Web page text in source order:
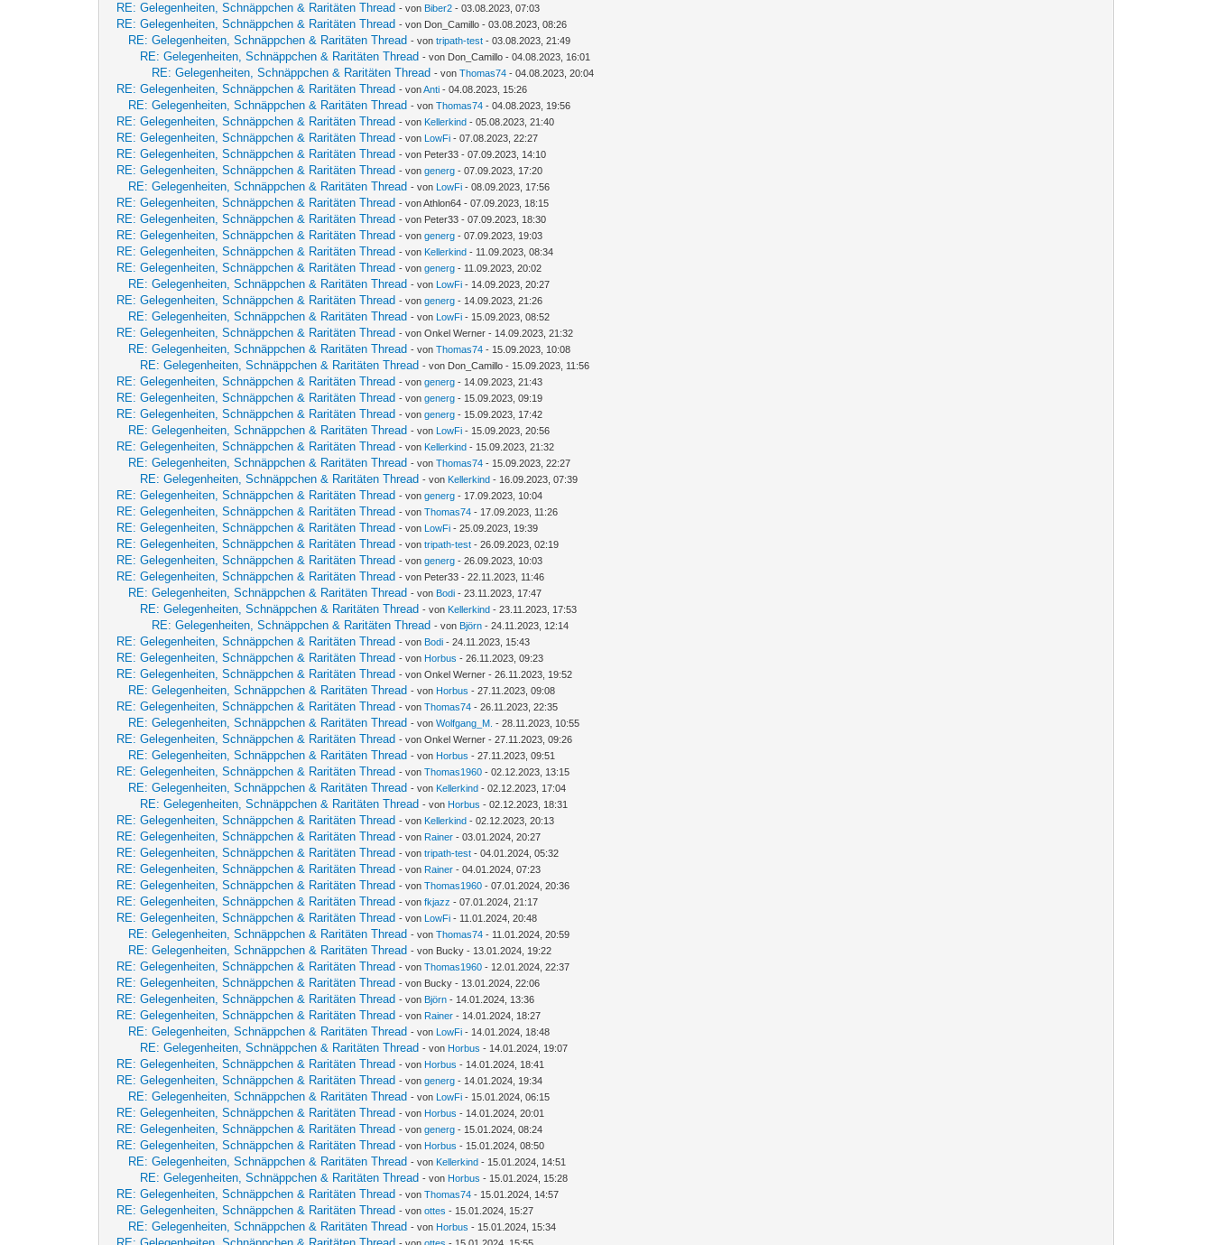
RE: Gelegenheiten, Schnäppchen & Raritäten Thread - von Biber2 - 03.08.2023, 07:03
RE: Gelegenheiten, Schnäppchen & Raritäten Thread - von Don_Camillo - 03.08.2023, 08:26
RE: Gelegenheiten, Schnäppchen & Raritäten Thread - vontripath-test - 03.08.2023, 21:49
RE: Gelegenheiten, Schnäppchen & Raritäten Thread - von Don_Camillo - 04.08.2023, 16:01
RE: Gelegenheiten, Schnäppchen & Raritäten Thread - vonThomas74 - 04.08.2023, 20:04
RE: Gelegenheiten, Schnäppchen & Raritäten Thread - vonAnti - 04.08.2023, 15:26
RE: Gelegenheiten, Schnäppchen & Raritäten Thread - vonThomas74 - 04.08.2023, 19:56
RE: Gelegenheiten, Schnäppchen & Raritäten Thread - von Kellerkind - 05.08.2023, 21:40
RE: Gelegenheiten, Schnäppchen & Raritäten Thread - von LowFi - 07.08.2023, 22:27
RE: Gelegenheiten, Schnäppchen & Raritäten Thread - von Peter33 - 07.09.2023, 14:10
RE: Gelegenheiten, Schnäppchen & Raritäten Thread - vongenerg - 07.09.2023, 17:20
RE: Gelegenheiten, Schnäppchen & Raritäten Thread - von LowFi - 08.09.2023, 17:56
RE: Gelegenheiten, Schnäppchen & Raritäten Thread - von Athlon64 - 07.09.2023, 18:15
RE: Gelegenheiten, Schnäppchen & Raritäten Thread - von Peter33 - 07.09.2023, 18:30
RE: Gelegenheiten, Schnäppchen & Raritäten Thread - vongenerg - 07.09.2023, 19:03
RE: Gelegenheiten, Schnäppchen & Raritäten Thread - von Kellerkind - 11.09.2023, 08:34
RE: Gelegenheiten, Schnäppchen & Raritäten Thread - vongenerg - 11.09.2023, 20:02
RE: Gelegenheiten, Schnäppchen & Raritäten Thread - von LowFi - 14.09.2023, 20:27
RE: Gelegenheiten, Schnäppchen & Raritäten Thread - vongenerg - 14.09.2023, 21:26
RE: Gelegenheiten, Schnäppchen & Raritäten Thread - von LowFi - 15.09.2023, 08:52
RE: Gelegenheiten, Schnäppchen & Raritäten Thread - von Onkel Werner - 14.09.2023, 21:32
RE: Gelegenheiten, Schnäppchen & Raritäten Thread - vonThomas74 - 15.09.2023, 10:08
RE: Gelegenheiten, Schnäppchen & Raritäten Thread - von Don_Camillo - 15.09.2023, 11:56
RE: Gelegenheiten, Schnäppchen & Raritäten Thread - vongenerg - 14.09.2023, 21:43
RE: Gelegenheiten, Schnäppchen & Raritäten Thread - vongenerg - 15.09.2023, 09:19
RE: Gelegenheiten, Schnäppchen & Raritäten Thread - vongenerg - 15.09.2023, 17:42
RE: Gelegenheiten, Schnäppchen & Raritäten Thread - von LowFi - 15.09.2023, 20:56
RE: Gelegenheiten, Schnäppchen & Raritäten Thread - von Kellerkind - 15.09.2023, 21:32
RE: Gelegenheiten, Schnäppchen & Raritäten Thread - vonThomas74 - 15.09.2023, 22:27
RE: Gelegenheiten, Schnäppchen & Raritäten Thread - von Kellerkind - 16.09.2023, 07:39
RE: Gelegenheiten, Schnäppchen & Raritäten Thread - vongenerg - 17.09.2023, 10:04
RE: Gelegenheiten, Schnäppchen & Raritäten Thread - vonThomas74 - 17.09.2023, 11:26
RE: Gelegenheiten, Schnäppchen & Raritäten Thread - von LowFi - 25.09.2023, 19:39
RE: Gelegenheiten, Schnäppchen & Raritäten Thread - vontripath-test - 26.09.2023, 02:19
RE: Gelegenheiten, Schnäppchen & Raritäten Thread - vongenerg - 26.09.2023, 10:03
RE: Gelegenheiten, Schnäppchen & Raritäten Thread - von Peter33 - 22.11.2023, 11:46
RE: Gelegenheiten, Schnäppchen & Raritäten Thread - von Bodi - 23.11.2023, 17:47
RE: Gelegenheiten, Schnäppchen & Raritäten Thread - von Kellerkind - 23.11.2023, 17:53
RE: Gelegenheiten, Schnäppchen & Raritäten Thread - von Björn - 24.11.2023, 12:14
RE: Gelegenheiten, Schnäppchen & Raritäten Thread - von Bodi - 24.11.2023, 15:43
RE: Gelegenheiten, Schnäppchen & Raritäten Thread - von Horbus - 26.11.2023, 09:23
RE: Gelegenheiten, Schnäppchen & Raritäten Thread - von Onkel Werner - 26.11.2023, 19:52
RE: Gelegenheiten, Schnäppchen & Raritäten Thread - von Horbus - 27.11.2023, 09:08
RE: Gelegenheiten, Schnäppchen & Raritäten Thread - vonThomas74 - 26.11.2023, 22:35
RE: Gelegenheiten, Schnäppchen & Raritäten Thread - vonWolfgang_M. - 28.11.2023, 10:55
RE: Gelegenheiten, Schnäppchen & Raritäten Thread - von Onkel Werner - 27.11.2023, 09:26
RE: Gelegenheiten, Schnäppchen & Raritäten Thread - von Horbus - 27.11.2023, 09:51
RE: Gelegenheiten, Schnäppchen & Raritäten Thread - vonThomas1960 - 02.12.2023, 13:15
RE: Gelegenheiten, Schnäppchen & Raritäten Thread - von Kellerkind - 02.12.2023, 17:04
RE: Gelegenheiten, Schnäppchen & Raritäten Thread - von Horbus - 02.12.2023, 18:31
RE: Gelegenheiten, Schnäppchen & Raritäten Thread - von Kellerkind - 02.12.2023, 20:13
RE: Gelegenheiten, Schnäppchen & Raritäten Thread - von Rainer - 03.01.2024, 20:27
RE: Gelegenheiten, Schnäppchen & Raritäten Thread - vontripath-test - 04.01.2024, 05:32
RE: Gelegenheiten, Schnäppchen & Raritäten Thread - von Rainer - 04.01.2024, 07:23
RE: Gelegenheiten, Schnäppchen & Raritäten Thread - vonThomas1960 - 07.01.2024, 20:36
RE: Gelegenheiten, Schnäppchen & Raritäten Thread - vonfkjazz - 07.01.2024, 21:17
RE: Gelegenheiten, Schnäppchen & Raritäten Thread - von LowFi - 11.01.2024, 20:48
RE: Gelegenheiten, Schnäppchen & Raritäten Thread - vonThomas74 - 11.01.2024, 20:59
RE: Gelegenheiten, Schnäppchen & Raritäten Thread - von Bucky - 13.01.2024, 19:22
RE: Gelegenheiten, Schnäppchen & Raritäten Thread - vonThomas1960 - 12.01.2024, 22:37
RE: Gelegenheiten, Schnäppchen & Raritäten Thread - von Bucky - 13.01.2024, 22:06
RE: Gelegenheiten, Schnäppchen & Raritäten Thread - von Björn - 14.01.2024, 13:36
RE: Gelegenheiten, Schnäppchen & Raritäten Thread - von Rainer - 14.01.2024, 18:27
RE: Gelegenheiten, Schnäppchen & Raritäten Thread - von LowFi - 14.01.2024, 18:48
RE: Gelegenheiten, Schnäppchen & Raritäten Thread - von Horbus - 14.01.2024, 19:07
RE: Gelegenheiten, Schnäppchen & Raritäten Thread - von Horbus - 14.01.2024, 18:41
RE: Gelegenheiten, Schnäppchen & Raritäten Thread - vongenerg - 14.01.2024, 19:34
RE: Gelegenheiten, Schnäppchen & Raritäten Thread - von LowFi - 15.01.2024, 06:15
RE: Gelegenheiten, Schnäppchen & Raritäten Thread - von Horbus - 14.01.2024, 20:01
RE: Gelegenheiten, Schnäppchen & Raritäten Thread - vongenerg - 15.01.2024, 08:24
RE: Gelegenheiten, Schnäppchen & Raritäten Thread - von Horbus - 15.01.2024, 08:50
RE: Gelegenheiten, Schnäppchen & Raritäten Thread - von Kellerkind - 15.01.2024, 14:51
RE: Gelegenheiten, Schnäppchen & Raritäten Thread - von Horbus - 15.01.2024, 15:28
RE: Gelegenheiten, Schnäppchen & Raritäten Thread - vonThomas74 - 15.01.2024, 14:57
RE: Gelegenheiten, Schnäppchen & Raritäten Thread - vonottes - 15.01.2024, 15:27
RE: Gelegenheiten, Schnäppchen & Raritäten Thread - von Horbus - 15.01.2024, 15:34